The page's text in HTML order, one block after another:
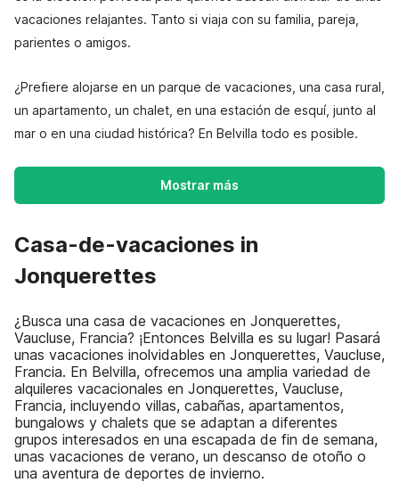
vacaciones relajantes. Tanto si viaja con su familia, pareja,
parientes o amigos.
¿Prefiere alojarse en un parque de vacaciones, una casa rural,
un apartamento, un chalet, en una estación de esquí, junto al
mar o en una ciudad histórica? En Belvilla todo es posible.
Mostrar más
Casa-de-vacaciones in
Jonquerettes
¿Busca una casa de vacaciones en Jonquerettes,
Vaucluse, Francia? ¡Entonces Belvilla es su lugar! Pasará
unas vacaciones inolvidables en Jonquerettes, Vaucluse,
Francia. En Belvilla, ofrecemos una amplia variedad de
alquileres vacacionales en Jonquerettes, Vaucluse,
Francia, incluyendo villas, cabañas, apartamentos,
bungalows y chalets que se adaptan a diferentes
grupos interesados en una escapada de fin de semana,
unas vacaciones de verano, un descanso de otoño o
una aventura de deportes de invierno.